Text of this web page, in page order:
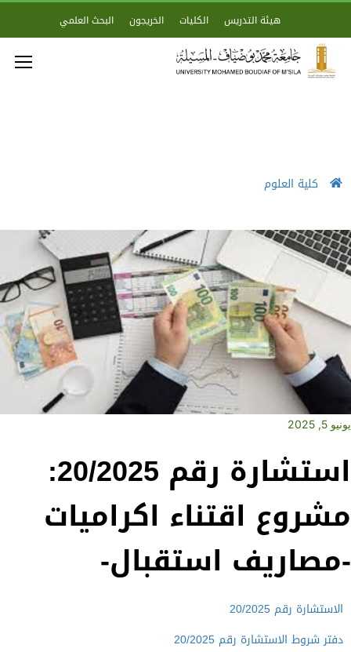
هيئة التدريس الكليات الخريجون البحث العلمي
كلية العلوم
يونيو 5, 2025
استشارة رقم 20/2025:
مشروع اقتناء اكراميات
-مصاريف استقبال-
الاستشارة رقم 20/2025
دفتر شروط الاستشارة رقم 20/2025